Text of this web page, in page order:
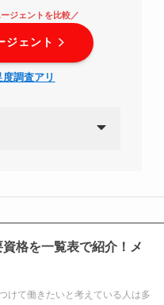
ジェントを比較／
ジェント
調査アリ
格を一覧表で紹介！メ
けて働きたいと考えている人は多